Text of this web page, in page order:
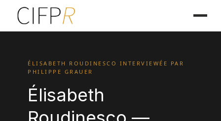
ÉLISABETH ROUDINESCO INTERVIEWÉE PAR
PHILIPPE GRAUER
Élisabeth